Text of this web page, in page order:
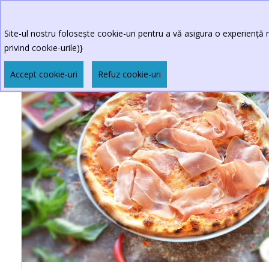
Site-ul nostru folosește cookie-uri pentru a vă asigura o
privind cookie-urile)}
Accept cookie-uri Refuz cookie-uri